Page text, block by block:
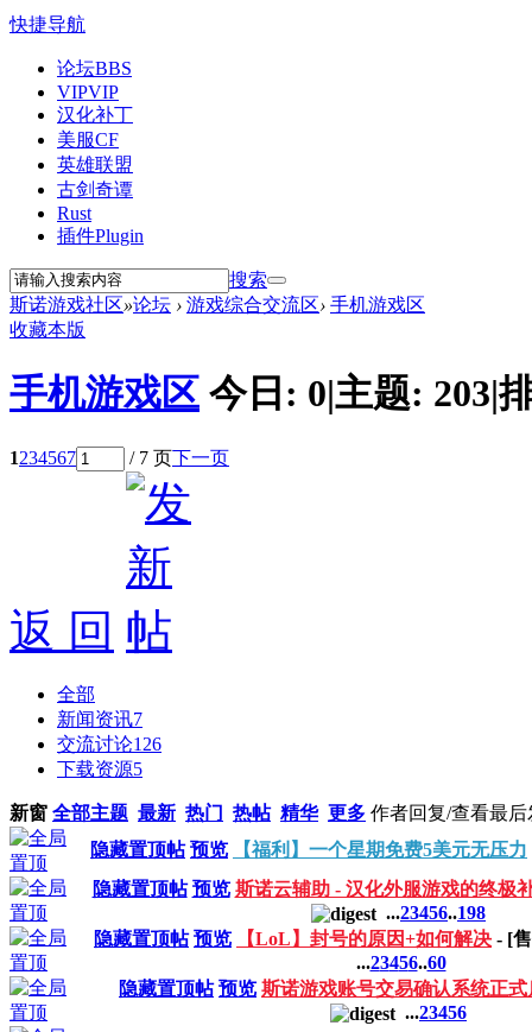
快捷导航
论坛BBS
VIPVIP
汉化补丁
美服CF
英雄联盟
古剑奇谭
Rust
插件Plugin
搜索
斯诺游戏社区»论坛 › 游戏综合交流区› 手机游戏区
收藏本版
手机游戏区 今日: 0|主题: 203|
1234567 / 7 页下一页
返 回
全部
新闻资讯7
交流讨论126
下载资源5
新窗 全部主题 最新 热门 热帖 精华 更多 作者回复/查看最后
隐藏置顶帖 预览
【福利】一个星期免费5美元无压力
隐藏置顶帖 预览 斯诺云辅助 - 汉化外服游戏的终极
...23456..198
隐藏置顶帖 预览 【LoL】封号的原因+如何解决 - [
...23456..60
隐藏置顶帖 预览 斯诺游戏账号交易确认系统正式
...23456